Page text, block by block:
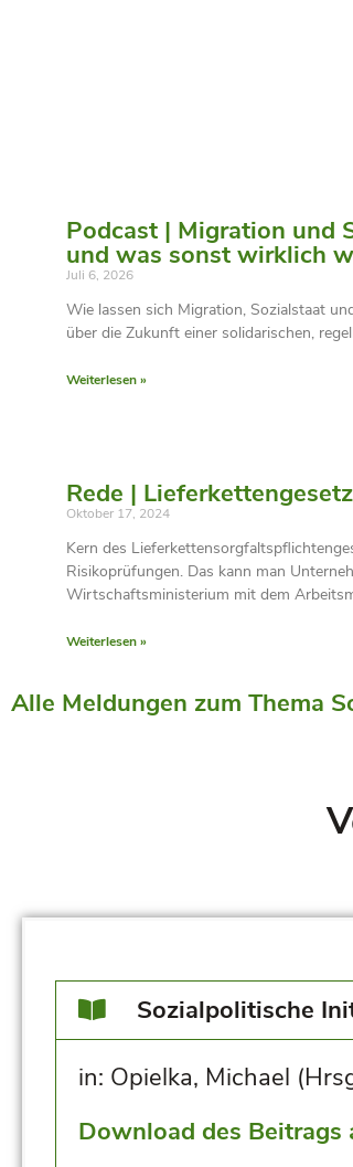
Podcast | Migration und
und was sonst wirklich
Juli 6, 2026
Wie lassen sich Migration, Sozialstaat
über die Zukunft einer solidarischen,
Weiterlesen »
Rede |
Oktober 17, 2024
Kern des
Risikoprüfungen. Das kann man
Wirtschaftsministerium mit dem
Weiterlesen »
Alle Meldungen zum Thema
Sozialpolitische
in: Opielka, Michael
Download des Beitrags